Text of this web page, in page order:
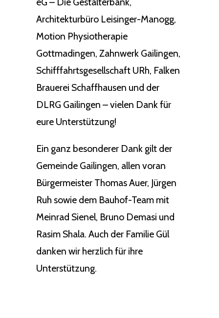
Architekturbüro Leisinger-Manogg,
Motion Physiotherapie
Gottmadingen, Zahnwerk Gailingen,
Schifffahrtsgesellschaft URh, Falken
Brauerei Schaffhausen und der
DLRG Gailingen – vielen Dank für
eure Unterstützung!
Ein ganz besonderer Dank gilt der
Gemeinde Gailingen, allen voran
Bürgermeister Thomas Auer, Jürgen
Ruh sowie dem Bauhof-Team mit
Meinrad Sienel, Bruno Demasi und
Rasim Shala. Auch der Familie Gül
danken wir herzlich für ihre
Unterstützung.